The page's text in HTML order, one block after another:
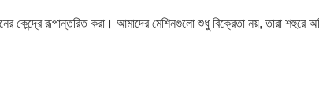
কেন্দ্রে রূপান্তরিত করা। আমাদের মেশিনগুলো শুধু বিক্রেতা নয়, তারা শহুরে